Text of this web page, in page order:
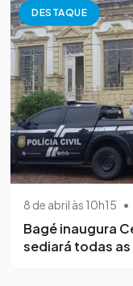
DESTAQUE
8 de abril às 10h15 •
Bagé inaugura
sediará todas